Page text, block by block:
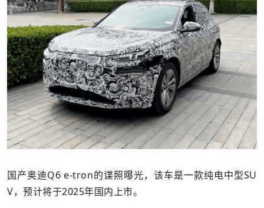
国产奥迪Q6 e-tron的谍照曝光，该车是一款纯电中型SU
V，预计将于2025年国内上市。